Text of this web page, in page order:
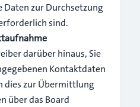
zur Durchsetzung
sind.
darüber hinaus, Sie
Kontaktdaten
dies zur Übermittlung
über das Board